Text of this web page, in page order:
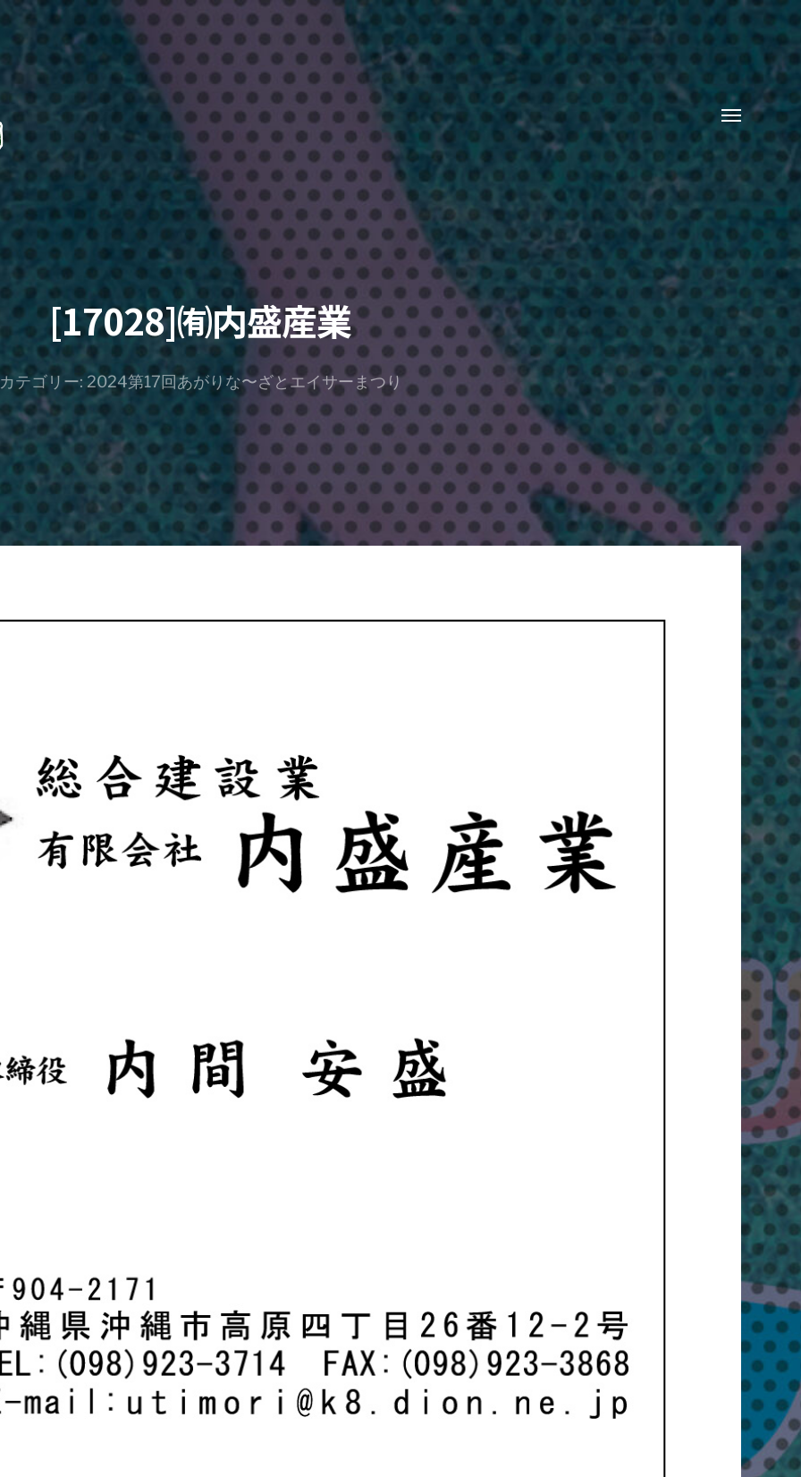
Toggle
menu
[17028]㈲内盛産業
テゴリー: 2024第17回あがりな〜ざとエイサーまつり